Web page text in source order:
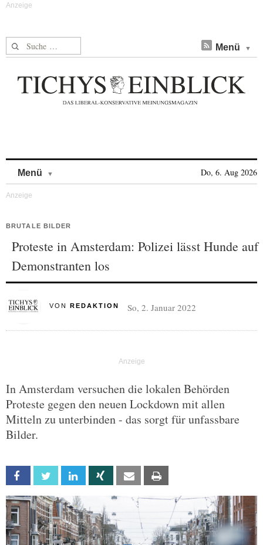
Suche nach: Menü
Menü Do, 6. Aug 2026
BRUTALE BILDER
Proteste in Amsterdam: Polizei lässt Hunde auf
Demonstranten los
VON REDAKTION So, 2. Januar 2022
In Amsterdam versuchen die lokalen Behörden
Proteste gegen den neuen Lockdown mit allen
Mitteln zu unterbinden - das sorgt für unfassbare
Bilder.
Facebook Twitter Linkedin Xing Email